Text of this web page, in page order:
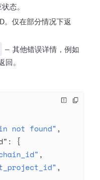
态。
。仅在部分情况下返
— 其他错误详情，例如
回。
not found" ,
: {
,
,